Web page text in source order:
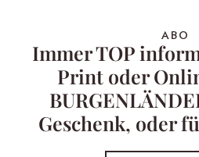
ABO
Immer TOP
Print oder
Geschenk, oder